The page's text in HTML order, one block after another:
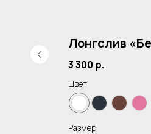
Лонгслив
3 300 р.
Цвет
Размер